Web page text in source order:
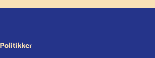
Politikker